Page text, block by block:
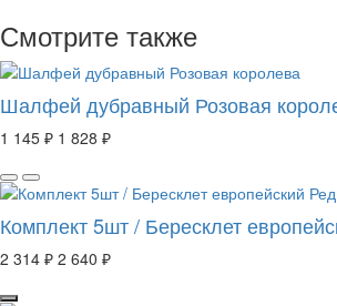
Смотрите также
Шалфей дубравный Розовая
1 145 ₽ 1 828 ₽
Комплект 5шт / Бересклет
2 314 ₽ 2 640 ₽